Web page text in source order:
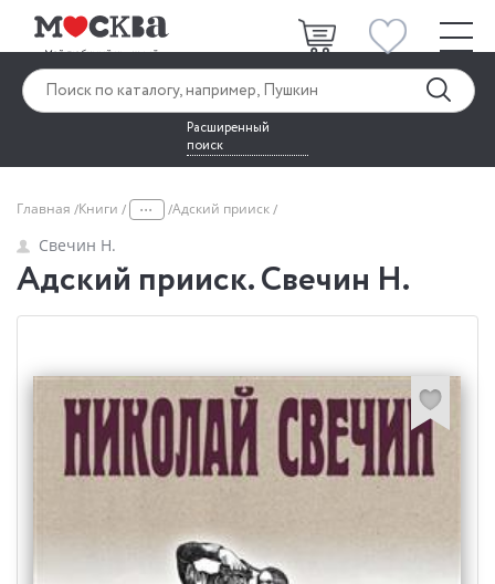
Расширенный
поиск
Главная Книги ... Адский прииск
Свечин Н.
Адский прииск. Свечин Н.